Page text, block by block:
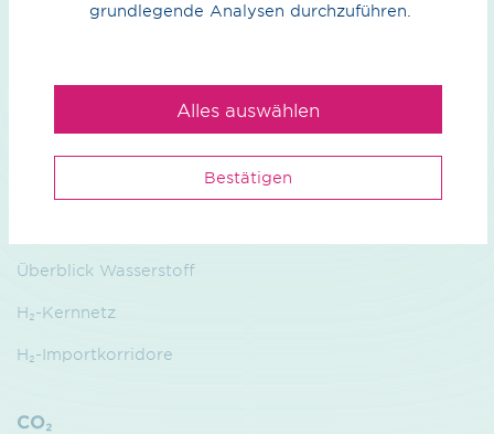
Kontakt
Überblick Wasserstoff
H₂-Kernnetz
H₂-Importkorridore
CO₂
grundlegende Analysen durchzuführen.
Bestätigen
Alles auswählen